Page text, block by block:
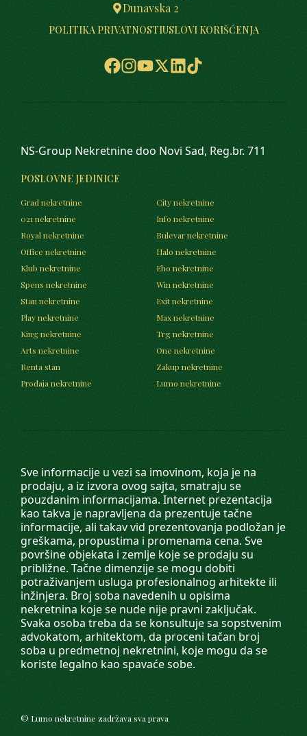
Dunavska 2
POLITIKA PRIVATNOSTIUSLOVI KORIŠĆENJA
Sve informacije u vezi sa imovinom, koja je na
prodaju, a iz izvora ovog sajta, smatraju se
pouzdanim informacijama. Internet prezentacija
kao takva je napravljena da prezentuje tačne
informacije, ali takav vid prezentovanja podložan je
greškama, propustima i promenama cena. Sve
površine objekata i zemlje koje se prodaju su
približne. Tačne dimenzije se mogu dobiti
potraživanjem usluga profesionalnog arhitekte ili
inžinjera. Broj soba navedenih u opisima
nekretnina koje se nude nije pravni zaključak.
Svaka osoba treba da se konsultuje sa sopstvenim
advokatom, arhitektom, da proceni tačan broj
soba u predmetnoj nekretnini, koje mogu da se
koriste legalno kao spavaće sobe.
NS-Group Nekretnine doo Novi Sad, Reg.br. 711
POSLOVNE JEDINICE
Grad nekretnine
City nekretnine
021 nekretnine
Info nekretnine
Royal nekretnine
Bulevar nekretnine
Office nekretnine
Halo nekretnine
Klub nekretnine
Eho nekretnine
Spens nekretnine
Win nekretnine
Stan nekretnine
Exit nekretnine
Play nekretnine
Max nekretnine
King nekretnine
Trg nekretnine
Arts nekretnine
One nekretnine
Renta stan
Zakup nekretnine
Prodaja nekretnine
Lumo nekretnine
© Lumo nekretnine zadržava sva prava